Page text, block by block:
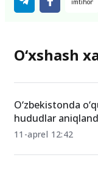
O‘xshash
O‘zbekistonda
hududlar
11-aprel 12:42